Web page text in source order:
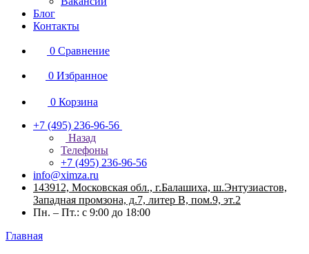
Блог
Контакты
0 Сравнение
0 Избранное
0 Корзина
+7 (495) 236-96-56
Назад
Телефоны
+7 (495) 236-96-56
info@ximza.ru
143912, Московская обл., г.Балашиха, ш.Энтузиастов,
Западная промзона, д.7, литер В, пом.9, эт.2
Пн. – Пт.: с 9:00 до 18:00
Главная